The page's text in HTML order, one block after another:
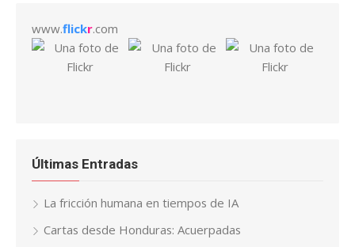
www.flickr.com
Últimas Entradas
La fricción humana en tiempos de IA
Cartas desde Honduras: Acuerpadas